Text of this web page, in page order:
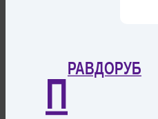
П
РАВДОРУБ